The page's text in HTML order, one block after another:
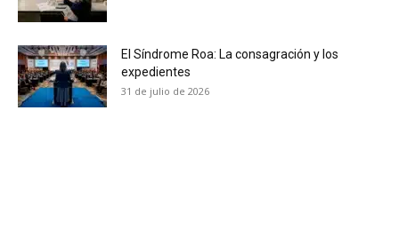
No te pierdas de las
El Síndrome Roa: La consagración y los
expedientes
31 de julio de 2026